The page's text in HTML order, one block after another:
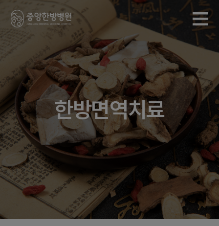
한방면역치료